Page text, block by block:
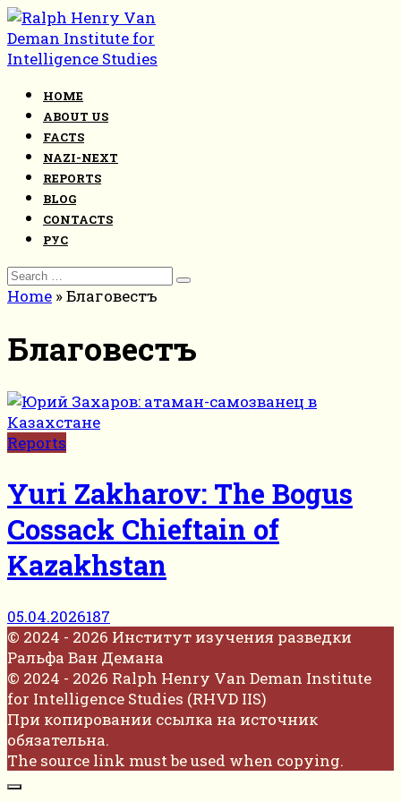
Skip
to
content
HOME
ABOUT US
FACTS
NAZI-NEXT
REPORTS
BLOG
CONTACTS
РУС
Search
for:
Home »Благовестъ
Благовестъ
Reports
Yuri Zakharov: The Bogus
Cossack Chieftain of
Kazakhstan
05.04.2026187
© 2024 - 2026 Институт изучения разведки
Ральфа Ван Демана
© 2024 - 2026 Ralph Henry Van Deman Institute
for Intelligence Studies (RHVD IIS)
При копировании ссылка на источник
обязательна.
The source link must be used when copying.